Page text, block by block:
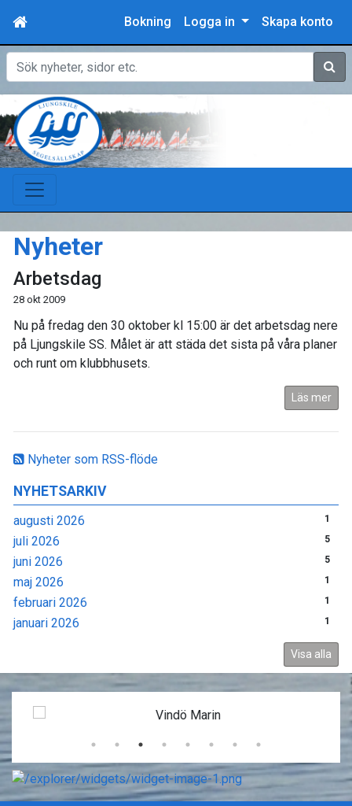
Bokning Logga in Skapa konto
Sök
Nyheter som RSS-flöde
NYHETSARKIV
augusti 2026 1
juli 2026 5
juni 2026 5
maj 2026 1
februari 2026 1
januari 2026 1
Visa alla
Nyheter
Arbetsdag
28 okt 2009
Nu på fredag den 30 oktober kl 15:00 är det arbetsdag nere
på Ljungskile SS. Målet är att städa det sista på våra planer
och runt om klubbhusets.
Läs mer